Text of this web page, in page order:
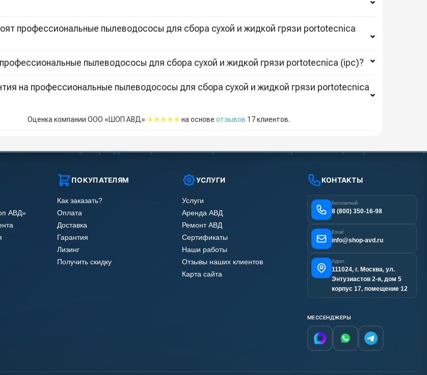
профессиональные пылеводососы для сбора сухой и жидкой грязи portotecnica
профессиональные пылеводососы для сбора сухой и жидкой грязи portotecnica (ipc)?
на профессиональные пылеводососы для сбора сухой и жидкой грязи portotecnica
Оценка компании ООО «ШОП АВД» ★★★★★ на основе отзывов 17клиентов.
АВД»
ПОКУПАТЕЛЯМ
Как заказать?
Оплата
Доставка
Гарантия
Лизинг
Получить скидку
УСЛУГИ
Услуги
Аренда АВД
Ремонт АВД
Сертификаты
Наши работы
Отзывы наших клиентов
Карта сайта
КОНТАКТЫ
Бесплатный
8 (800) 350-16-98
Email
info@shop-avd.ru
Адрес
111024, г. Москва, ул.
Энтузиастов 2-я, дом 5
корпус 17, помещение 12
МЕССЕНДЖЕРЫ